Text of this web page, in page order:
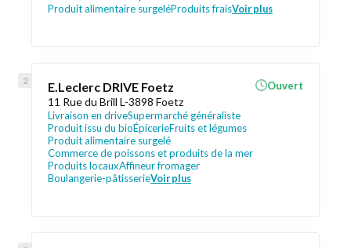
Produit alimentaire surgeléProduits fraisVoir plus
E.Leclerc DRIVE Foetz
11 Rue du Brill L-3898 Foetz
Livraison en driveSupermarché généraliste
Produit issu du bioÉpicerieFruits et légumes
Produit alimentaire surgelé
Commerce de poissons et produits de la mer
Produits locauxAffineur fromager
Boulangerie-pâtisserieVoir plus
Ouvert